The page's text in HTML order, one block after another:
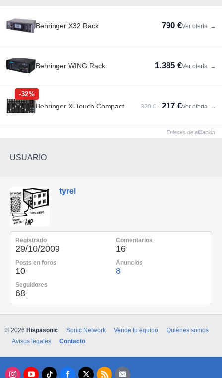
Behringer X32 Rack 790 €Ver oferta →
Behringer WING Rack 1.385 €Ver oferta →
-32%
Behringer X-Touch Compact 320 € 217 €Ver oferta →
Enlaces de afiliación
USUARIO
tyrel
Registrado
29/10/2009
Comentarios
16
Posts en foros
10
Anuncios
8
Seguidores
68
© 2026 Hispasonic Sonic Network Vende tu equipo
Quiénes somos
Avisos legales
Contacto